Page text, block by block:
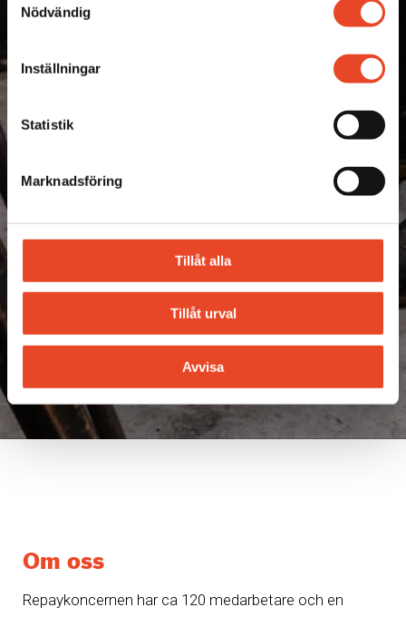
Nödvändig
Inställningar
Statistik
Marknadsföring
Tillåt alla
Tillåt urval
Avvisa
Om oss
Repaykoncernen har ca 120 medarbetare och en